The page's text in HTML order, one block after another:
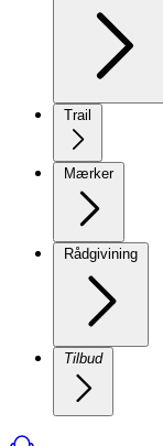
Trail
Mærker
Rådgivining
Tilbud